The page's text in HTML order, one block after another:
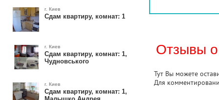
г. Киев
Сдам квартиру, комнат: 1
г. Киев
Сдам квартиру, комнат: 1,
Чудновського
г. Киев
Сдам квартиру, комнат: 1,
Отзывы о
Тут Вы можете
Для